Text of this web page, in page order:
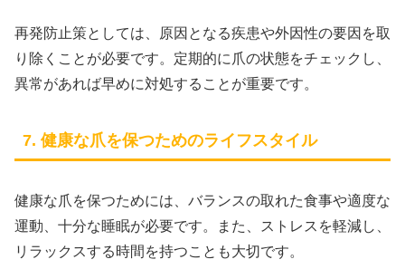
再発防止策としては、原因となる疾患や外因性の要因を取
り除くことが必要です。定期的に爪の状態をチェックし、
異常があれば早めに対処することが重要です。
7. 健康な爪を保つためのライフスタイル
健康な爪を保つためには、バランスの取れた食事や適度な
運動、十分な睡眠が必要です。また、ストレスを軽減し、
リラックスする時間を持つことも大切です。